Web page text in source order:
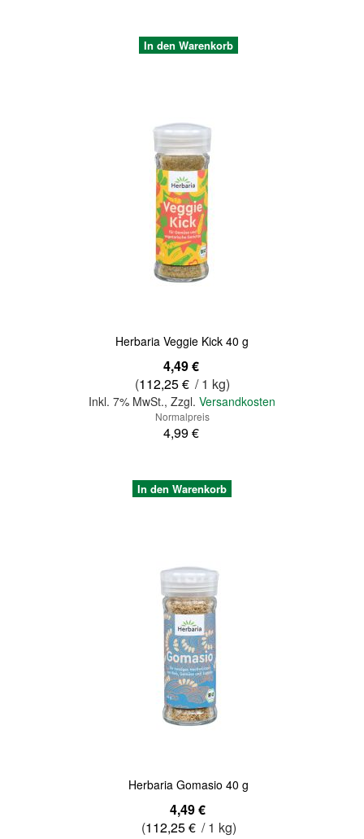
In den Warenkorb
Herbaria Veggie Kick 40 g
4,49 €
(112,25 € / 1 kg)
Inkl. 7% MwSt., Zzgl. Versandkosten
Normalpreis
4,99 €
In den Warenkorb
Herbaria Gomasio 40 g
4,49 €
(112,25 € / 1 kg)